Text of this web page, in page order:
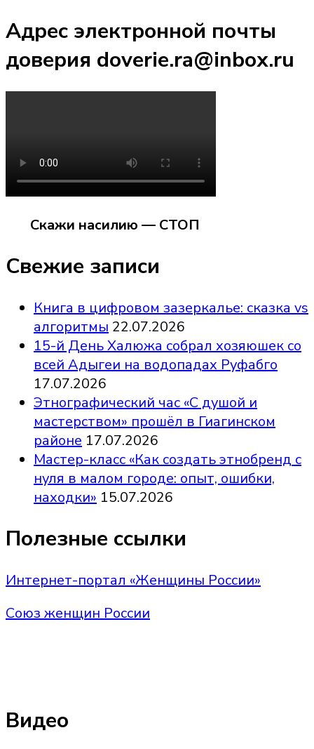
Адрес электронной почты
доверия doverie.ra@inbox.ru
Скажи насилию — СТОП
Свежие записи
Книга в цифровом зазеркалье: сказка vs
алгоритмы 22.07.2026
15-й День Халюжа собрал хозяюшек со
всей Адыгеи на водопадах Руфабго
17.07.2026
Этнографический час «С душой и
мастерством» прошёл в Гиагинском
районе 17.07.2026
Мастер-класс «Как создать этнобренд с
нуля в малом городе: опыт, ошибки,
находки» 15.07.2026
Полезные ссылки
Интернет-портал «Женщины России»
Союз женщин России
Видео